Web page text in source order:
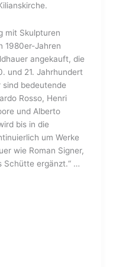
mit Skulpturen
1980er-Jahren
angekauft, die
und 21. Jahrhundert
bedeutende
Rosso, Henri
und Alberto
bis in die
um Werke
wie Roman Signer,
Schütte ergänzt.“ …